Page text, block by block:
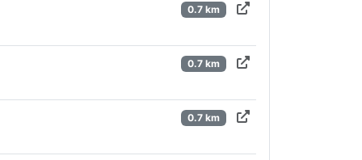
0.7 km
0.7 km
0.7 km